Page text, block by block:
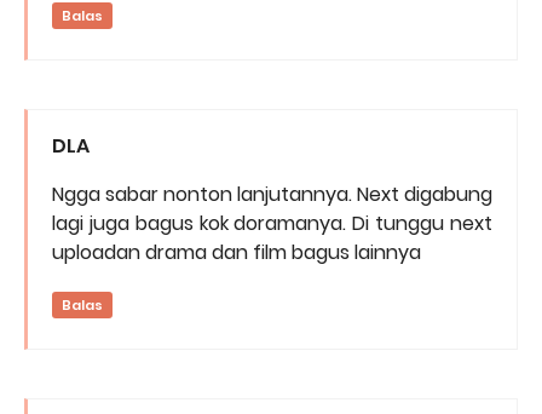
Balas
DLA
Ngga sabar nonton lanjutannya. Next digabung
lagi juga bagus kok doramanya. Di tunggu next
uploadan drama dan film bagus lainnya
Balas